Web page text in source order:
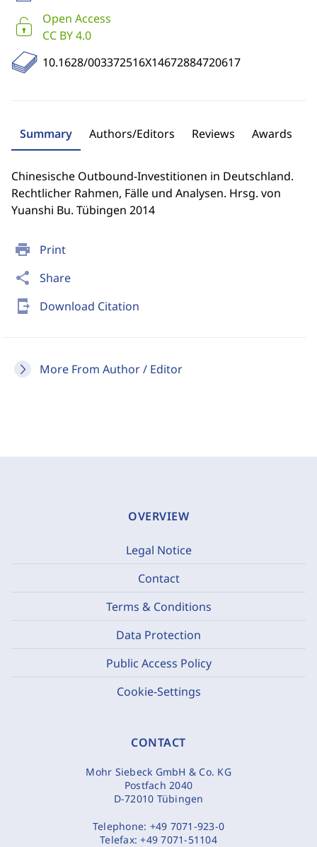
print Print
share Share
send_to_mobile Download Citation
More From Author / Editor
Open Access
CC BY 4.0
10.1628/003372516X14672884720617
Summary Authors/Editors Reviews Awards
Chinesische Outbound-Investitionen in Deutschland.
Rechtlicher Rahmen, Fälle und Analysen. Hrsg. von
Yuanshi Bu. Tübingen 2014
OVERVIEW
Legal Notice
Contact
Terms & Conditions
Data Protection
Public Access Policy
Cookie-Settings
CONTACT
Mohr Siebeck GmbH & Co. KG
Postfach 2040
D-72010 Tübingen
Telephone: +49 7071-923-0
Telefax:+49 7071-51104